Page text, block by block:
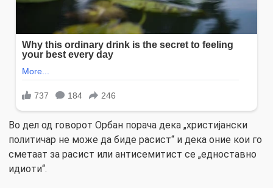
Во дел од говорот Орбан порача дека „христијански
политичар не може да биде расист“ и дека оние кои го
сметаат за расист или антисемитист се „едноставно
идиоти“.